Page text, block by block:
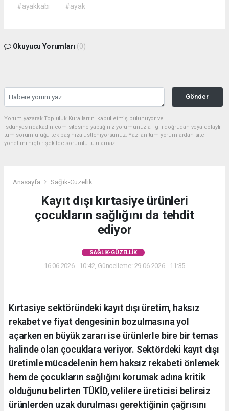
#ayakkabı #ayak
Okuyucu Yorumları (0)
Gönder
Yorum yazarak Topluluk Kuralları’nı kabul etmiş bulunuyor ve
isdunyasindakadin.com sitesine yaptığınız yorumunuzla ilgili doğrudan veya dolaylı
tüm sorumluluğu tek başınıza üstleniyorsunuz. Yazılan tüm yorumlardan site
yönetimi hiçbir şekilde sorumlu tutulamaz.
Anasayfa Sağlık-Güzellik
Kayıt dışı kırtasiye ürünleri
çocukların sağlığını da tehdit
ediyor
SAĞLIK-GÜZELLIK
16.06.2026 - 10:42, Güncelleme: 29.06.2026 - 11:35
Kırtasiye sektöründeki kayıt dışı üretim, haksız
rekabet ve fiyat dengesinin bozulmasına yol
açarken en büyük zararı ise ürünlerle bire bir temas
halinde olan çocuklara veriyor. Sektördeki kayıt dışı
üretimle mücadelenin hem haksız rekabeti önlemek
hem de çocukların sağlığını korumak adına kritik
olduğunu belirten TÜKİD, velilere üreticisi belirsiz
ürünlerden uzak durulması gerektiğinin çağrısını